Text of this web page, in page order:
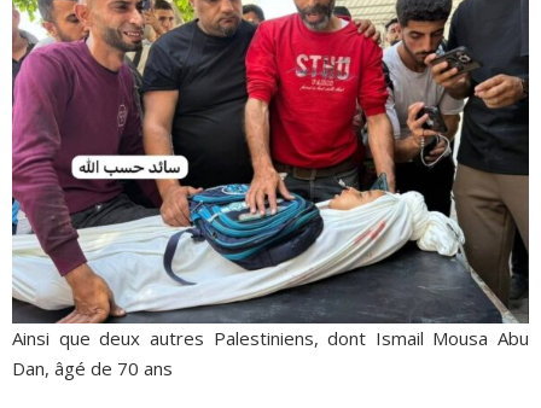
Ainsi que deux autres Palestiniens, dont Ismail Mousa Abu
Dan, âgé de 70 ans